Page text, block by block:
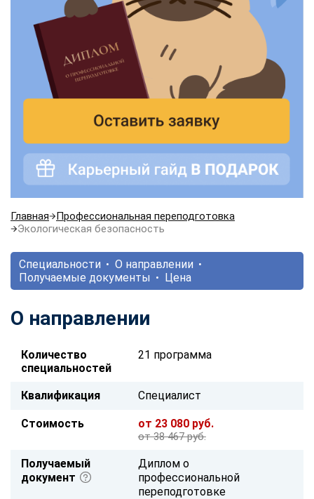
Главная
Профессиональная переподготовка
Экологическая безопасность
Специальности
О направлении
Получаемые документы
Цена
О направлении
Количество
специальностей
21 программа
Квалификация Специалист
Стоимость от 23 080 руб.
от 38 467 руб.
Получаемый
документ
Диплом о
профессиональной
переподготовке